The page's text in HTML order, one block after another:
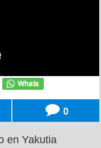
0
en Yakutia